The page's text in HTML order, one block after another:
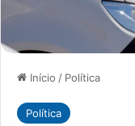
Início / Política
Política